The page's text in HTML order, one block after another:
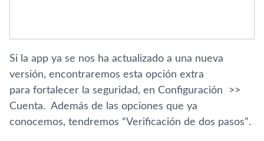
Si la app ya se nos ha actualizado a una nueva
versión, encontraremos esta opción extra
para fortalecer la seguridad, en Configuración >>
Cuenta. Además de las opciones que ya
conocemos, tendremos “Verificación de dos pasos”.